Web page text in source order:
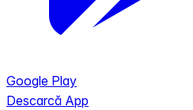
Google Play
Descarcă App